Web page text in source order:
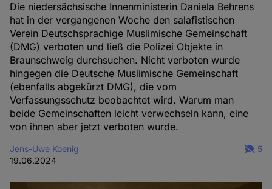
Die niedersächsische Innenministerin Daniela Behrens
hat in der vergangenen Woche den salafistischen
Verein Deutschsprachige Muslimische Gemeinschaft
(DMG) verboten und ließ die Polizei Objekte in
Braunschweig durchsuchen. Nicht verboten wurde
hingegen die Deutsche Muslimische Gemeinschaft
(ebenfalls abgekürzt DMG), die vom
Verfassungsschutz beobachtet wird. Warum man
beide Gemeinschaften leicht verwechseln kann, eine
von ihnen aber jetzt verboten wurde.
Jens-Uwe Koenig
19.06.2024
5